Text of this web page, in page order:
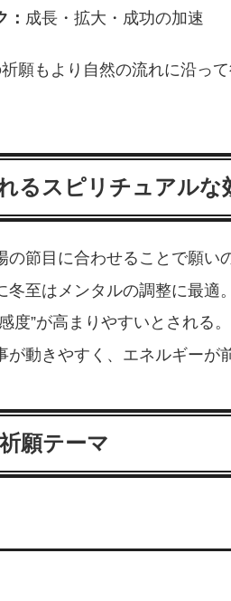
成長・拡大・成功の加速
願もより自然の流れに沿っ
るスピリチュアルな
の節目に合わせることで願い
冬至はメンタルの調整に最適。
度”が高まりやすいとされる。
が動きやすく、エネルギーが
願テーマ